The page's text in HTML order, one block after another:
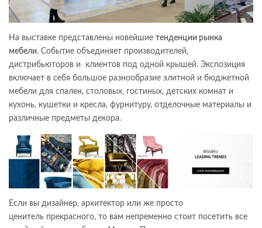
На выставке представлены новейшие тенденции рынка
мебели. Событие объединяет производителей,
дистрибьюторов и клиентов под одной крышей. Экспозиция
включает в себя большое разнообразие элитной и бюджетной
мебели для спален, столовых, гостиных, детских комнат и
кухонь, кушетки и кресла, фурнитуру, отделочные материалы и
различные предметы декора.
Если вы дизайнер, архитектор или же просто
ценитель прекрасного, то вам непременно стоит посетить все